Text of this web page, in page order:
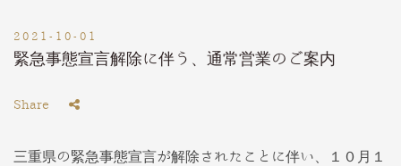
2021-10-01
緊急事態宣言解除に伴う、通常営業のご案内
Share
三重県の緊急事態宣言が解除されたことに伴い、１０月１